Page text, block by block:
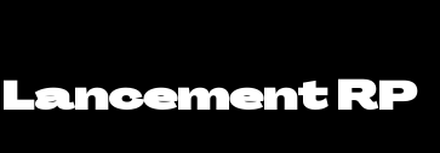
Lancement RP